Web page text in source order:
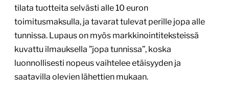
tilata tuotteita selvästi alle 10 euron
toimitusmaksulla, ja tavarat tulevat perille jopa alle
tunnissa. Lupaus on myös markkinointiteksteissä
kuvattu ilmauksella ”jopa tunnissa”, koska
luonnollisesti nopeus vaihtelee etäisyyden ja
saatavilla olevien lähettien mukaan.